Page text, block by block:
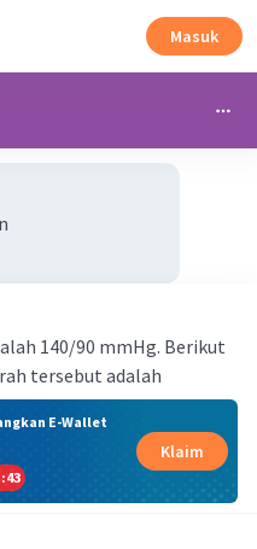
Masuk
140/90 mmHg. Berikut
tersebut adalah
E-Wallet
:43
Klaim